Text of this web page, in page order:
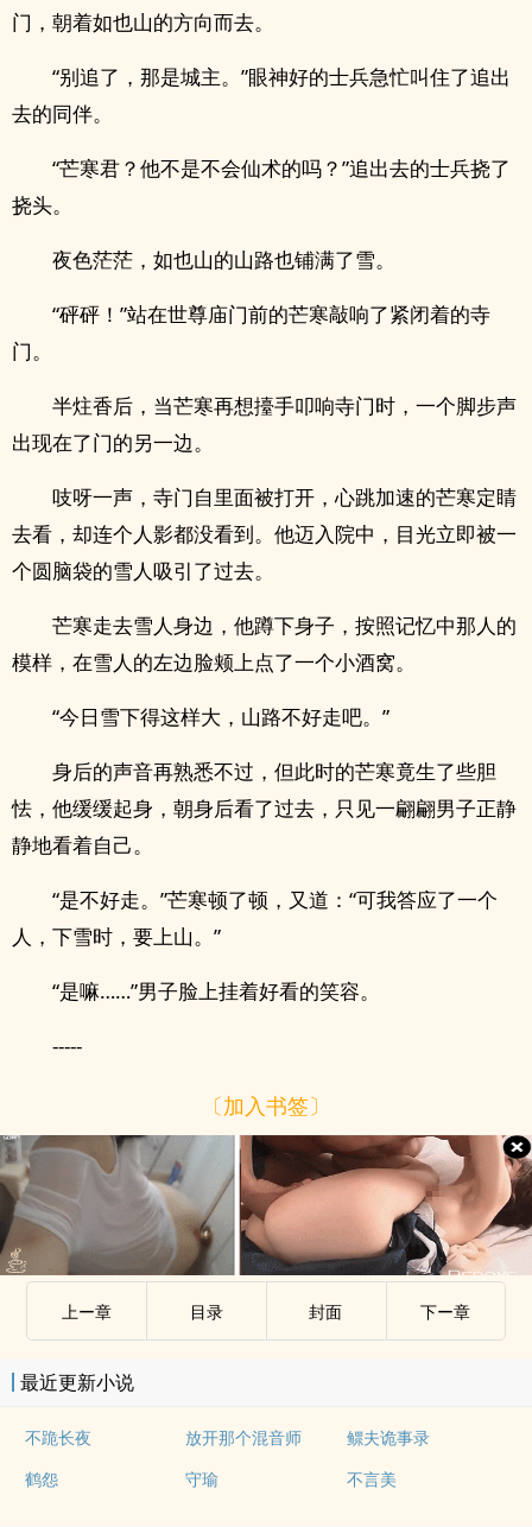
门，朝着如也山的方向而去。
“别追了，那是城主。”眼神好的士兵急忙叫住了追出
去的同伴。
“芒寒君？他不是不会仙术的吗？”追出去的士兵挠了
挠头。
夜色茫茫，如也山的山路也铺满了雪。
“砰砰！”站在世尊庙门前的芒寒敲响了紧闭着的寺
门。
半炷香后，当芒寒再想擡手叩响寺门时，一个脚步声
出现在了门的另一边。
吱呀一声，寺门自里面被打开，心跳加速的芒寒定睛
去看，却连个人影都没看到。他迈入院中，目光立即被一
个圆脑袋的雪人吸引了过去。
芒寒走去雪人身边，他蹲下身子，按照记忆中那人的
模样，在雪人的左边脸颊上点了一个小酒窝。
“今日雪下得这样大，山路不好走吧。”
身后的声音再熟悉不过，但此时的芒寒竟生了些胆
怯，他缓缓起身，朝身后看了过去，只见一翩翩男子正静
静地看着自己。
“是不好走。”芒寒顿了顿，又道：“可我答应了一个
人，下雪时，要上山。”
“是嘛……”男子脸上挂着好看的笑容。
-----
〔加入书签〕
上ー章 目录 封面 下ー章
最近更新小说
不跪长夜 放开那个混音师
鳏夫诡事录
鹤怨
守瑜 不言美